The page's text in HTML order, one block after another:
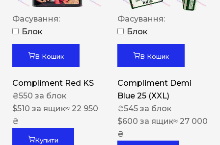
Фасування:
Блок
В Кошик
Compliment Red KS
₴550 за блок
$510 за ящик≈ 22 950
₴
Купити
Фасування:
Блок
В Кошик
Compliment Demi
Blue 25 (XXL)
₴545 за блок
$600 за ящик≈ 27 000
₴